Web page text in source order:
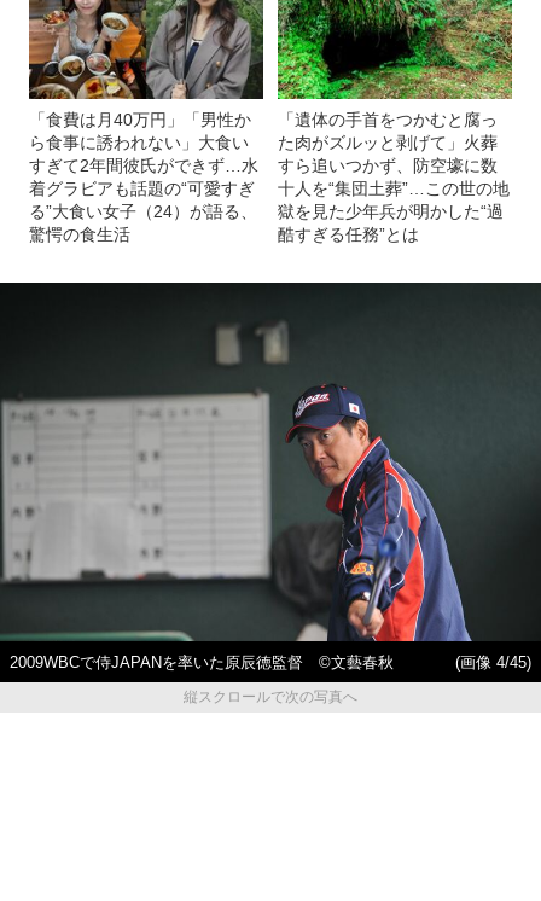
「食費は月40万円」「男性か
ら食事に誘われない」大食い
すぎて2年間彼氏ができず…水
着グラビアも話題の“可愛すぎ
る”大食い女子（24）が語る、
驚愕の食生活
「遺体の手首をつかむと腐っ
た肉がズルッと剥げて」火葬
すら追いつかず、防空壕に数
十人を“集団土葬”…この世の地
獄を見た少年兵が明かした“過
酷すぎる任務”とは
2009WBCで侍JAPANを率いた原辰徳監督 ©文藝春秋
(画像 4/45)
縦スクロールで次の写真へ